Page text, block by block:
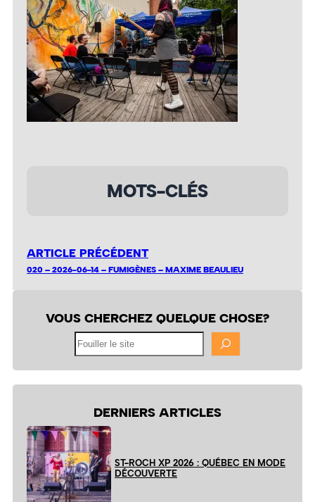
MOTS-CLÉS
ARTICLE PRÉCÉDENT
020 – 2026-06-14 – FUMIGÈNES – MAXIME BEAULIEU
VOUS CHERCHEZ QUELQUE CHOSE?
DERNIERS ARTICLES
ST-ROCH XP 2026 : QUÉBEC EN MODE
DÉCOUVERTE